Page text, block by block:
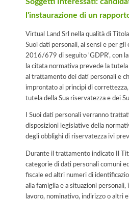
l'instaurazione di un
Virtual Land Srl nella qualità di
Suoi dati personali, ai sensi e per
2016/679 di seguito 'GDPR', con
la citata normativa prevede la
al trattamento dei dati personali e
improntato ai principi di
tutela della Sua riservatezza e dei
I Suoi dati personali verranno
disposizioni legislative della
degli obblighi di riservatezza ivi
Durante il trattamento indicato Il
categorie di dati personali comuni
fiscale ed altri numeri di
alla famiglia e a situazioni
lavoro, nominativo, indirizzo o altri